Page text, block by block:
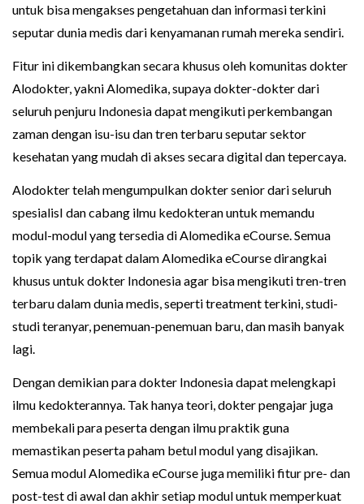
untuk bisa mengakses pengetahuan dan informasi terkini
seputar dunia medis dari kenyamanan rumah mereka sendiri.
Fitur ini dikembangkan secara khusus oleh komunitas dokter
Alodokter, yakni Alomedika, supaya dokter-dokter dari
seluruh penjuru Indonesia dapat mengikuti perkembangan
zaman dengan isu-isu dan tren terbaru seputar sektor
kesehatan yang mudah di akses secara digital dan tepercaya.
Alodokter telah mengumpulkan dokter senior dari seluruh
spesialisI dan cabang ilmu kedokteran untuk memandu
modul-modul yang tersedia di Alomedika eCourse. Semua
topik yang terdapat dalam Alomedika eCourse dirangkai
khusus untuk dokter Indonesia agar bisa mengikuti tren-tren
terbaru dalam dunia medis, seperti treatment terkini, studi-
studi teranyar, penemuan-penemuan baru, dan masih banyak
lagi.
Dengan demikian para dokter Indonesia dapat melengkapi
ilmu kedokterannya. Tak hanya teori, dokter pengajar juga
membekali para peserta dengan ilmu praktik guna
memastikan peserta paham betul modul yang disajikan.
Semua modul Alomedika eCourse juga memiliki fitur pre- dan
post-test di awal dan akhir setiap modul untuk memperkuat